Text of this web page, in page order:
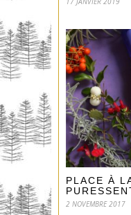
PLACE À
2 NOVEMBRE 2017